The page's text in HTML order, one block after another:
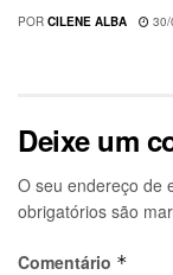
POR CILENE ALBA 30/
Deixe um
O seu endereço de
obrigatórios são
Comentário *